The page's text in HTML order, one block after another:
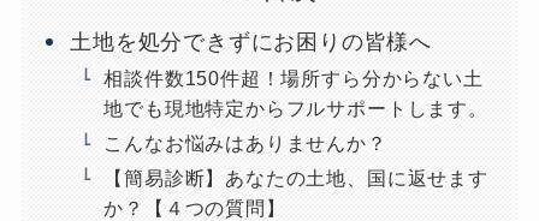
土地を処分できずにお困りの皆様へ
相談件数150件超！場所すら分からない土
地でも現地特定からフルサポートします。
こんなお悩みはありませんか？
【簡易診断】あなたの土地、国に返せます
か？【４つの質問】